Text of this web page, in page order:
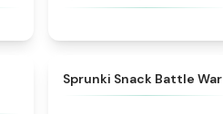
★
Sprunki Snack Battle War